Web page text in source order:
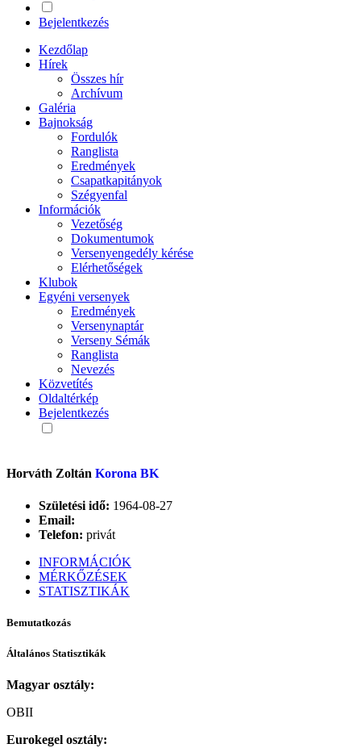
Bejelentkezés
Kezdőlap
Hírek
Összes hír
Archívum
Galéria
Bajnokság
Fordulók
Ranglista
Eredmények
Csapatkapitányok
Szégyenfal
Információk
Vezetőség
Dokumentumok
Versenyengedély kérése
Elérhetőségek
Klubok
Egyéni versenyek
Eredmények
Versenynaptár
Verseny Sémák
Ranglista
Nevezés
Közvetítés
Oldaltérkép
Bejelentkezés
Horváth Zoltán Korona BK
Születési idő: 1964-08-27
Email:
Telefon: privát
INFORMÁCIÓK
MÉRKŐZÉSEK
STATISZTIKÁK
Bemutatkozás
Általános Statisztikák
Magyar osztály:
OBII
Eurokegel osztály: